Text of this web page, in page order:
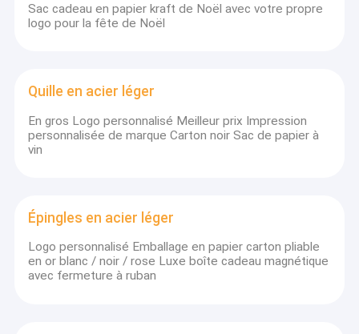
À la maison
Produits
vidéo
Sac cadeau en papier kraft de Noël avec votre propre
logo pour la fête de Noël
Quille en acier léger
En gros Logo personnalisé Meilleur prix Impression
personnalisée de marque Carton noir Sac de papier à
vin
Épingles en acier léger
Logo personnalisé Emballage en papier carton pliable
en or blanc / noir / rose Luxe boîte cadeau magnétique
avec fermeture à ruban
horizontal-slurrypump.com est une entreprise
professionnelle impliquée dans la fabrication et la